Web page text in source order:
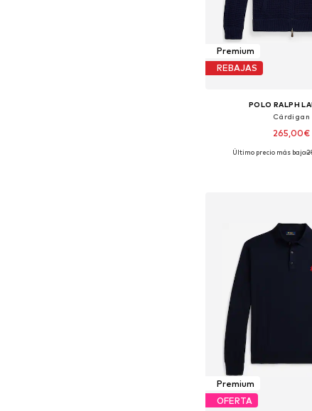
Premium
REBAJAS
POLO RALPH
Cárdigan
265,00€
Tallas
Último precio más bajo:
Premium
OFERTA